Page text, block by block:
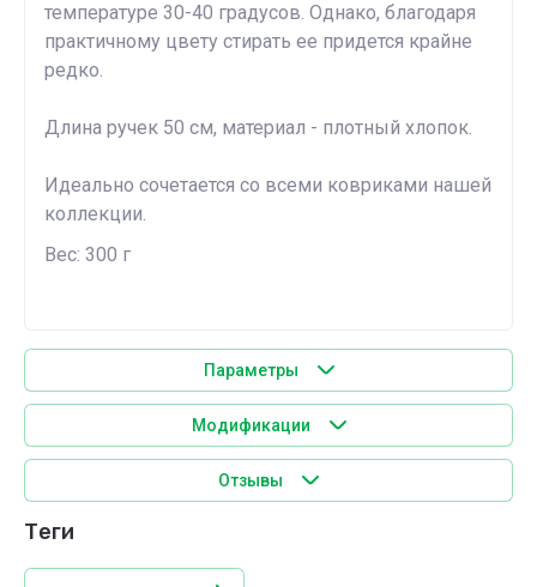
температуре 30-40 градусов. Однако, благодаря
практичному цвету стирать ее придется крайне
редко.
Длина ручек 50 см, материал - плотный хлопок.
Идеально сочетается со всеми ковриками нашей
коллекции.
Вес: 300 г
Параметры
Модификации
Отзывы
теги